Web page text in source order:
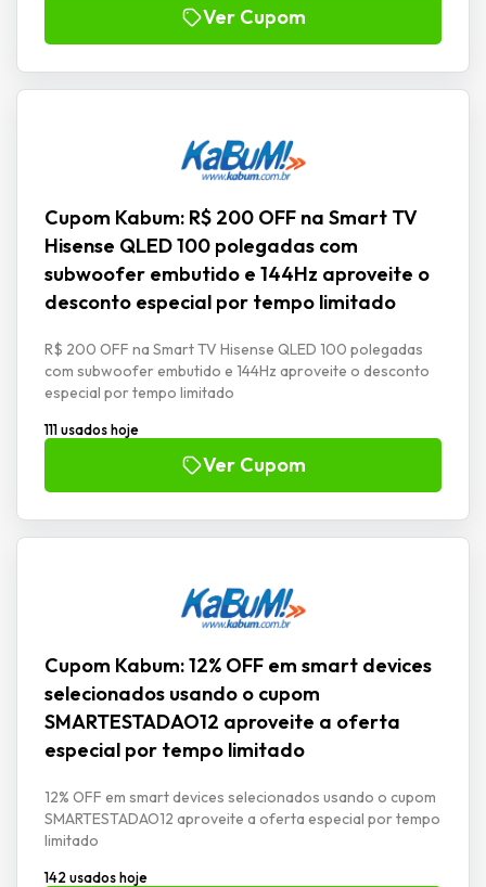
Ver Cupom
Cupom Kabum: R$ 200 OFF na Smart TV
Hisense QLED 100 polegadas com
subwoofer embutido e 144Hz aproveite o
desconto especial por tempo limitado
R$ 200 OFF na Smart TV Hisense QLED 100 polegadas
com subwoofer embutido e 144Hz aproveite o desconto
especial por tempo limitado
111 usados hoje
Ver Cupom
Cupom Kabum: 12% OFF em smart devices
selecionados usando o cupom
SMARTESTADAO12 aproveite a oferta
especial por tempo limitado
12% OFF em smart devices selecionados usando o cupom
SMARTESTADAO12 aproveite a oferta especial por tempo
limitado
142 usados hoje